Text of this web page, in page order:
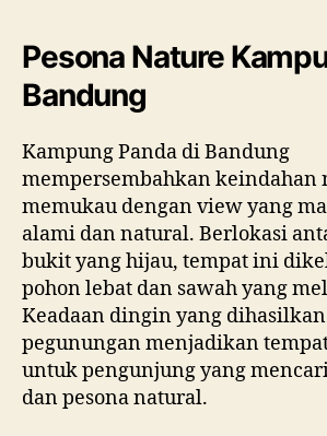
Pesona Nature
Bandung
Kampung Panda di Bandung
mempersembahkan keindahan
memukau dengan view yang
alami dan natural. Berlokasi
bukit yang hijau, tempat ini
pohon lebat dan sawah yang
Keadaan dingin yang
pegunungan menjadikan
untuk pengunjung yang
dan pesona natural.